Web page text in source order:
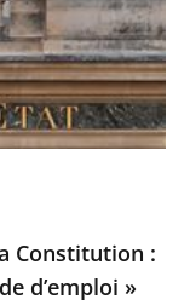
Constitution :
d’emploi »